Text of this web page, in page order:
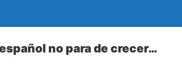
no para de crecer…